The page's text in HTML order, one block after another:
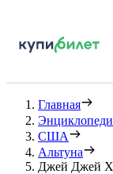
Главная
США
Альтуна
Джей Джей